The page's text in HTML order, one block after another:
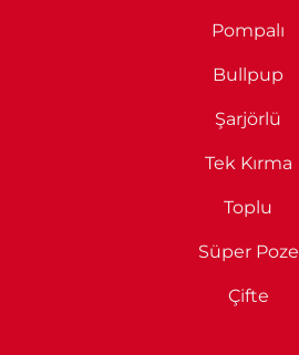
Pompalı
Bullpup
Şarjörlü
Tek Kırma
Toplu
Süper Poze
Çifte